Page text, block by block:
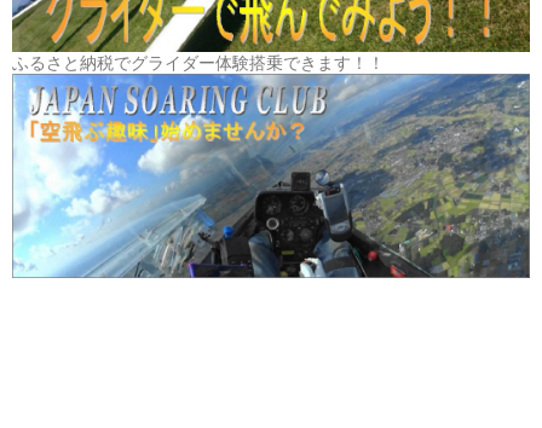
ふるさと納税でグライダー体験搭乗できます！！